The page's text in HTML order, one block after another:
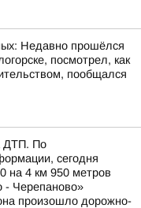
Недавно прошёлся
посмотрел, как
пообщался
ДТП. По
сегодня
на 4 км 950 метров
- Черепаново»
произошло дорожно-